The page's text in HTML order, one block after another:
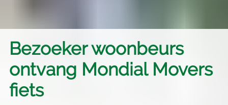
Bezoeker woonbeurs
ontvang Mondial Movers
fiets